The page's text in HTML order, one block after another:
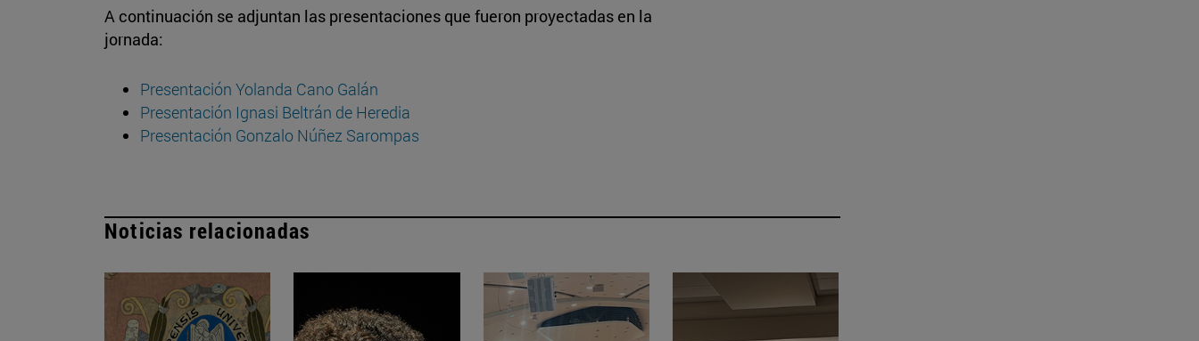
A continuación se adjuntan las presentaciones que fueron proyectadas en la
jornada:
Presentación Yolanda Cano Galán
Presentación Ignasi Beltrán de Heredia
Presentación Gonzalo Núñez Sarompas
Noticias relacionadas